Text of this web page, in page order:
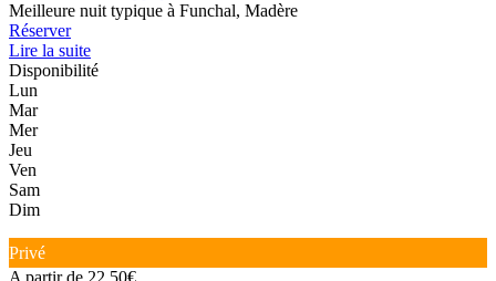
Meilleure nuit typique à Funchal, Madère
Réserver
Lire la suite
Disponibilité
Lun
Mar
Mer
Jeu
Ven
Sam
Dim
Privé